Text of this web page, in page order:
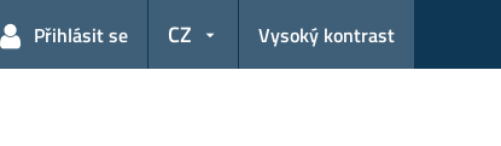
Přihlásit se CZ Vysoký kontrast